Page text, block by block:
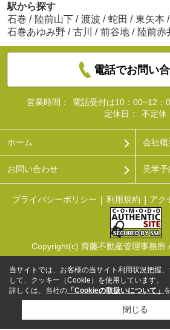
駅から探す
石巻 / 陸前山下 / 渡波 / 蛇田 / 東矢本 /
石巻あゆみ野 / 古川 / 前谷地 / 陸前赤
電話でお問い
営業時間：
電話受付は10：00~12：
定休日：
不定休
ホーム 会社概
お問い合わせ 見学予
プライバシーポリシー 利用規約 アク
Copyright(c) 齊藤不動産管理事務所
当サイトでは、お客様の当サイト利用状況把握
して、クッキー（Cookie）を使用しています。
詳しくは、当社の 「Cookieの取扱いについて」
閉じる